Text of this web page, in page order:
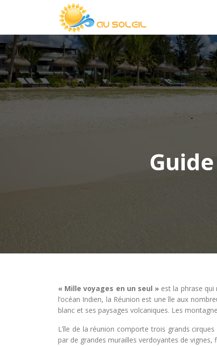
« Mille voyages en un seul » est la phrase qui
l’océan Indien, la Réunion est une île aux
blanc et ses paysages volcaniques. Les
L’île de la réunion comporte trois grands
par de grandes murailles verdoyantes de